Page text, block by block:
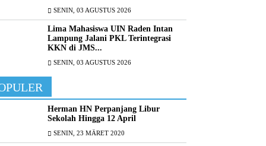
SENIN, 03 AGUSTUS 2026
Lima Mahasiswa UIN Raden Intan
Lampung Jalani PKL Terintegrasi
KKN di JMS...
SENIN, 03 AGUSTUS 2026
Herman HN Perpanjang Libur
Sekolah Hingga 12 April
SENIN, 23 MÄRET 2020